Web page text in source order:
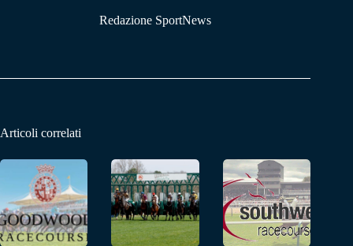
Redazione SportNews
Articoli correlati